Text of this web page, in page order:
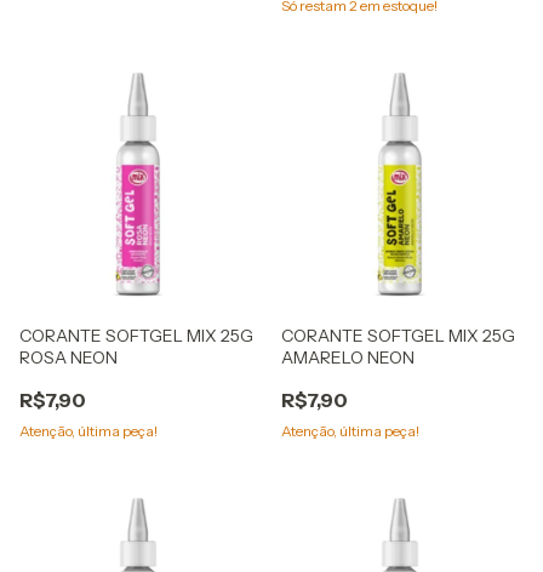
Só restam 2em estoque!
CORANTE SOFTGEL MIX 25G
ROSA NEON
R$7,90
Atenção, última peça!
CORANTE SOFTGEL MIX 25G
AMARELO NEON
R$7,90
Atenção, última peça!